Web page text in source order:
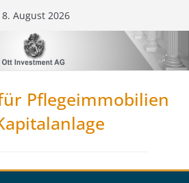
8. August 2026
Pflegeimmobilien